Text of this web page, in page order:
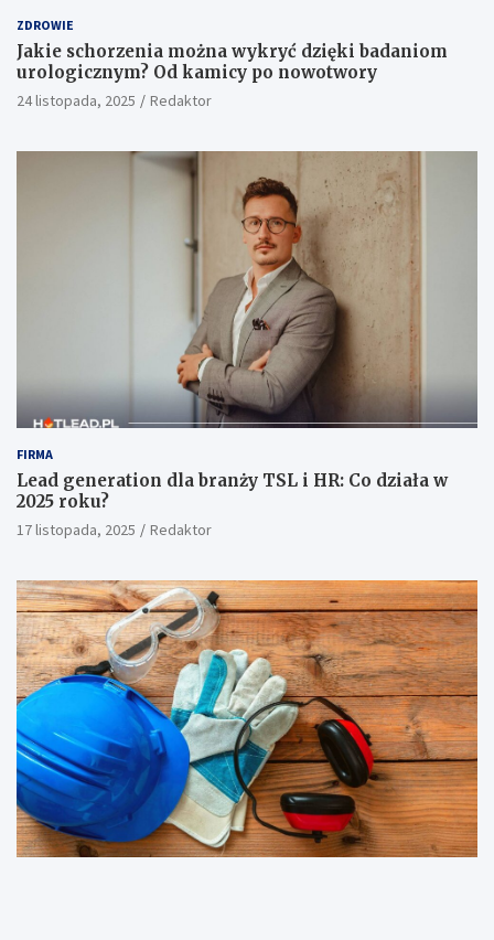
ZDROWIE
Jakie schorzenia można wykryć dzięki badaniom
urologicznym? Od kamicy po nowotwory
24 listopada, 2025 Redaktor
FIRMA
Lead generation dla branży TSL i HR: Co działa w
2025 roku?
17 listopada, 2025 Redaktor